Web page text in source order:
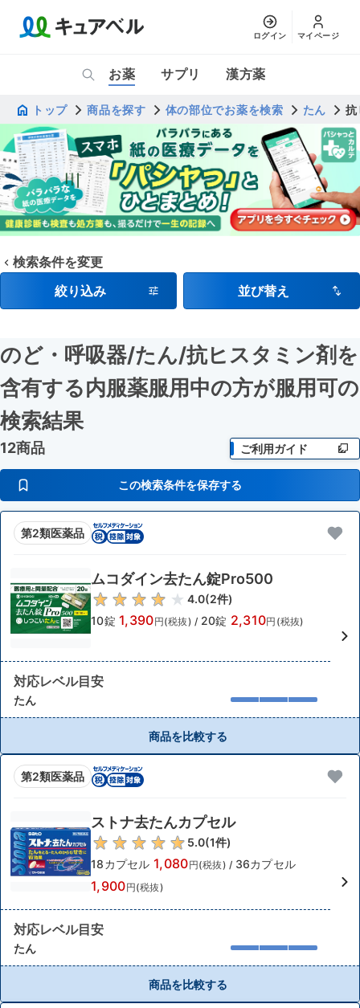
ログイン マイページ
お薬 サプリ 漢方薬
トップ 商品を探す 体の部位でお薬を検索 たん 抗
検索条件を変更
絞り込み
並び替え
のど・呼吸器/たん/抗ヒスタミン剤を
含有する内服薬服用中の方が服用可の
検索結果
12商品 ご利用ガイド
この検索条件を保存する
第2類医薬品
ムコダイン去たん錠Pro500
4.0(2件)
10錠 1,390円(税抜) / 20錠 2,310円(税抜)
対応レベル目安
たん
商品を比較する
第2類医薬品
ストナ去たんカプセル
5.0(1件)
18カプセル 1,080円(税抜) / 36カプセル
1,900円(税抜)
対応レベル目安
たん
商品を比較する